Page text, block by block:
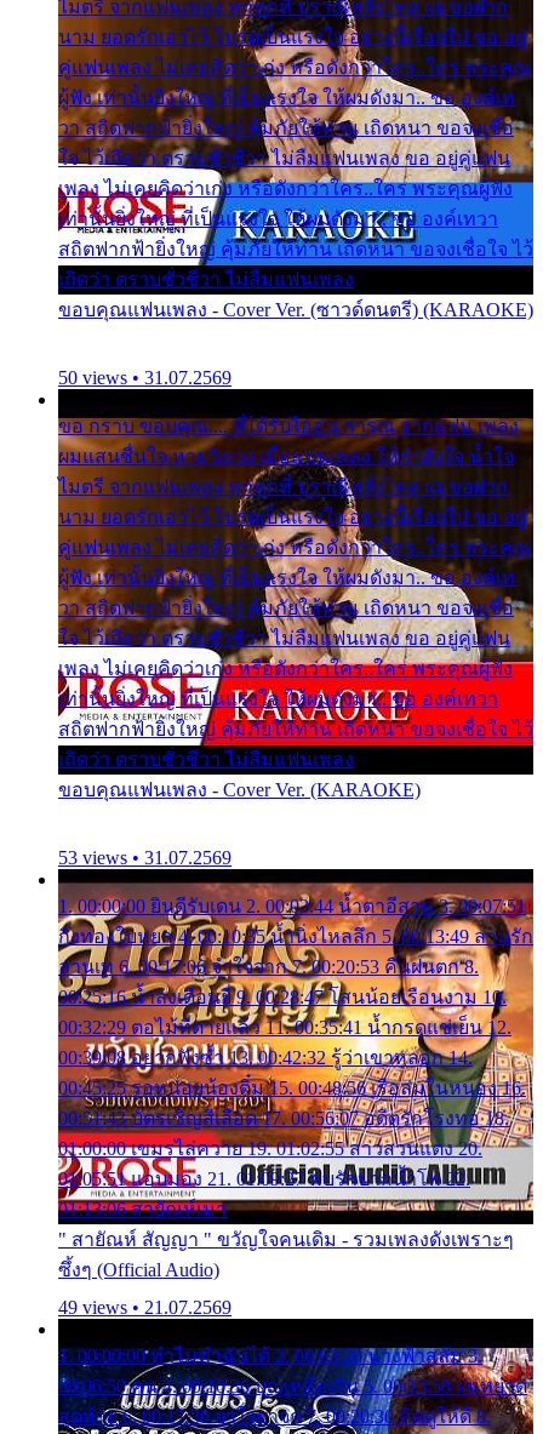
ไมตรี จากแฟนเพลง ทุกทุกที่ ปราณีหลั่งไหล ผมขอฝาก
นาม ยอดรักเอาไว้ โปรดเป็นแรงใจ อย่างนี้เรื่อยไป ขอ อยู่
คู่แฟนเพลง ไม่เคยคิดว่าเก่ง หรือดังกว่าใคร..ใคร พระคุณ
ผู้ฟัง เท่านั้นยิ่งใหญ่ ที่เป็นแรงใจ ให้ผมดังมา.. ขอ องค์เท
วา สถิตฟากฟ้ายิ่งใหญ่ คุ้มภัยให้ท่าน เถิดหนา ขอจงเชื่อ
ใจ ไว้เถิดว่า ตราบชั่วชีวา ไม่ลืมแฟนเพลง ขอ อยู่คู่แฟน
เพลง ไม่เคยคิดว่าเก่ง หรือดังกว่าใคร..ใคร พระคุณผู้ฟัง
เท่านั้นยิ่งใหญ่ ที่เป็นแรงใจ ให้ผมดังมา.. ขอ องค์เทวา
สถิตฟากฟ้ายิ่งใหญ่ คุ้มภัยให้ท่าน เถิดหนา ขอจงเชื่อใจ ไว้
เถิดว่า ตราบชั่วชีวา ไม่ลืมแฟนเพลง
ขอบคุณแฟนเพลง - Cover Ver. (ซาวด์ดนตรี) (KARAOKE)
50 views • 31.07.2569
ขอ กราบ ขอบคุณ.... ที่ได้รับไออุ่น การุณ จากแฟน เพลง
ผมแสนชื่นใจ หายวังเวง เมื่อแฟนเพลง ให้กำลังใจ น้ำใจ
ไมตรี จากแฟนเพลง ทุกทุกที่ ปราณีหลั่งไหล ผมขอฝาก
นาม ยอดรักเอาไว้ โปรดเป็นแรงใจ อย่างนี้เรื่อยไป ขอ อยู่
คู่แฟนเพลง ไม่เคยคิดว่าเก่ง หรือดังกว่าใคร..ใคร พระคุณ
ผู้ฟัง เท่านั้นยิ่งใหญ่ ที่เป็นแรงใจ ให้ผมดังมา.. ขอ องค์เท
วา สถิตฟากฟ้ายิ่งใหญ่ คุ้มภัยให้ท่าน เถิดหนา ขอจงเชื่อ
ใจ ไว้เถิดว่า ตราบชั่วชีวา ไม่ลืมแฟนเพลง ขอ อยู่คู่แฟน
เพลง ไม่เคยคิดว่าเก่ง หรือดังกว่าใคร..ใคร พระคุณผู้ฟัง
เท่านั้นยิ่งใหญ่ ที่เป็นแรงใจ ให้ผมดังมา.. ขอ องค์เทวา
สถิตฟากฟ้ายิ่งใหญ่ คุ้มภัยให้ท่าน เถิดหนา ขอจงเชื่อใจ ไว้
เถิดว่า ตราบชั่วชีวา ไม่ลืมแฟนเพลง
ขอบคุณแฟนเพลง - Cover Ver. (KARAOKE)
53 views • 31.07.2569
1. 00:00:00 ยินดีรับเดน 2. 00:03:44 น้ำตาอีสาน 3. 00:07:51
กิ่งทองใบหยก 4. 00:10:35 น้ำนิ่งไหลลึก 5. 00:13:49 ลานรัก
ลานเท 6. 00:17:06 จำใจจาก 7. 00:20:53 คืนฝนตก 8.
00:25:16 น้ำลงเดือนยี่ 9. 00:28:47 โสนน้อยเรือนงาม 10.
00:32:29 ตอไม้ที่ตายแล้ว 11. 00:35:41 น้ำกรดแช่เย็น 12.
00:39:08 อยากฟังซ้ำ 13. 00:42:32 รู้ว่าเขาหลอก 14.
00:45:25 รอหน่อยน้องติ๋ม 15. 00:48:56 เรือล่มในหนอง 16.
00:51:43 บัตรเชิญสีเลือด 17. 00:56:07 อดีตรักโรงทอ 18.
01:00:00 เขมรไล่ควาย 19. 01:02:55 สาวสวนแตง 20.
01:05:51 แอบมอง 21. 01:09:27 พบรักปากน้ำโพ 22.
01:13:06 สายัณห์เมา
" สายัณห์ สัญญา " ขวัญใจคนเดิม - รวมเพลงดังเพราะๆ
ซึ้งๆ (Official Audio)
49 views • 21.07.2569
1. 00:00:00 ทำไมทำฉันได้ 2. 00:03:20 นางฟ้าสลัม 3.
00:06:50 คน 4. 00:10:36 บุญเหลือเกิน 5. 00:13:58 ฝนหยาด
สุดท้าย 6. 00:17:30 ยาใจยาจก 7. 00:20:30 คิดดูให้ดี 8.